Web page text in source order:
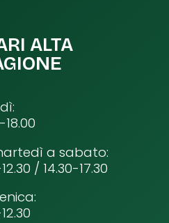
ALTA
18.00
a sabato:
/ 14.30-17.30